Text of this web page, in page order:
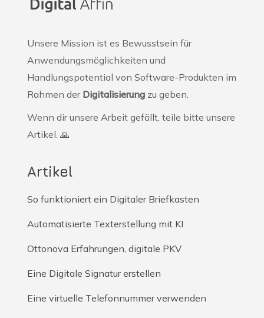
Unsere Mission ist es Bewusstsein für
Anwendungsmöglichkeiten und
Handlungspotential von Software-Produkten im
Rahmen der Digitalisierung zu geben.
Wenn dir unsere Arbeit gefällt, teile bitte unsere
Artikel. 🙏
Artikel
So funktioniert ein Digitaler Briefkasten
Automatisierte Texterstellung mit KI
Ottonova Erfahrungen, digitale PKV
Eine Digitale Signatur erstellen
Eine virtuelle Telefonnummer verwenden